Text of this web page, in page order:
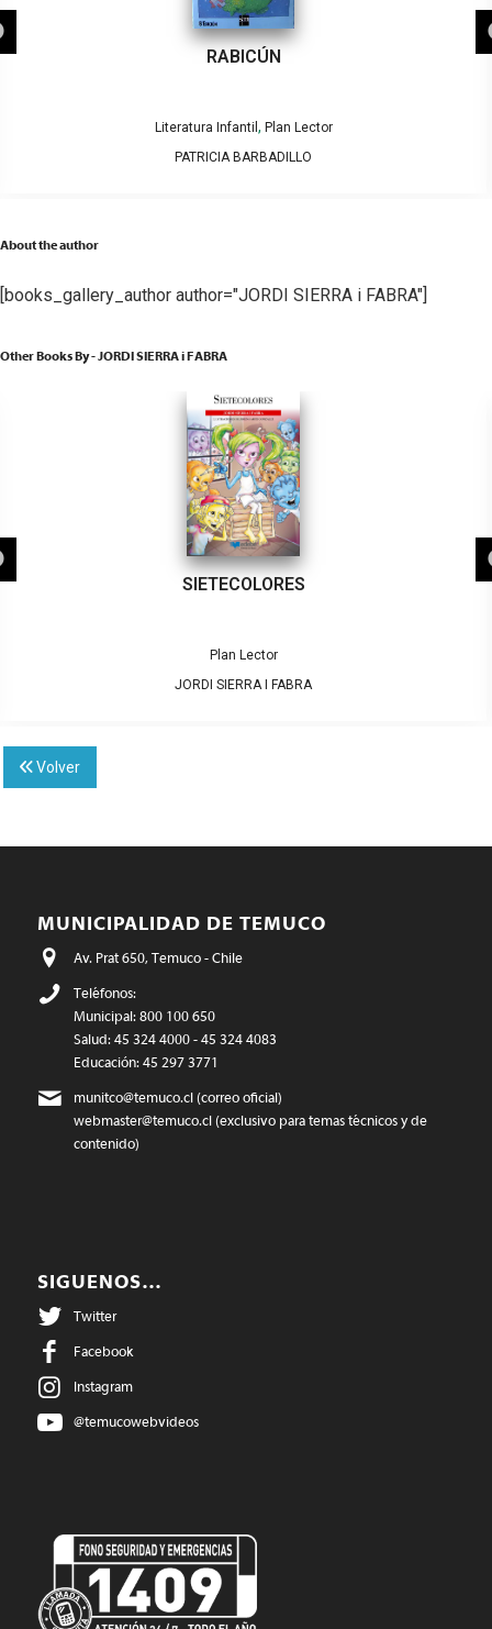
RABICÚN
Literatura Infantil , Plan Lector
PATRICIA BARBADILLO
About the author
[books_gallery_author author="JORDI SIERRA i FABRA"]
Other Books By - JORDI SIERRA i FABRA
SIETECOLORES
Plan Lector
JORDI SIERRA I FABRA
Volver
MUNICIPALIDAD DE TEMUCO
Av. Prat 650, Temuco - Chile
Teléfonos:
Municipal: 800 100 650
Salud: 45 324 4000 - 45 324 4083
Educación: 45 297 3771
munitco@temuco.cl(correo oficial)
webmaster@temuco.cl(exclusivo para temas técnicos y de
contenido)
SIGUENOS…
Twitter
Facebook
Instagram
@temucowebvideos